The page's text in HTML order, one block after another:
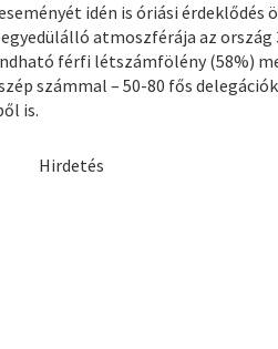
idén is óriási érdeklődés
atmoszférája az
férfi létszámfölény (58%)
számmal – 50-80 fős
is.
Hirdetés